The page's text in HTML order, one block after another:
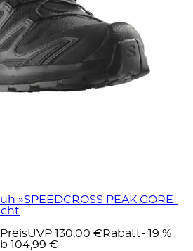
»SPEEDCROSS PEAK GORE-
UVP 130,00 € Rabatt- 19 %
104,99 €